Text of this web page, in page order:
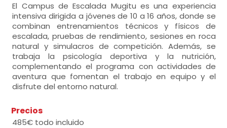
El Campus de Escalada Mugitu es una experiencia
intensiva dirigida a jóvenes de 10 a 16 años, donde se
combinan entrenamientos técnicos y físicos de
escalada, pruebas de rendimiento, sesiones en roca
natural y simulacros de competición. Además, se
trabaja la psicología deportiva y la nutrición,
complementando el programa con actividades de
aventura que fomentan el trabajo en equipo y el
disfrute del entorno natural.
Precios
485€ todo incluido